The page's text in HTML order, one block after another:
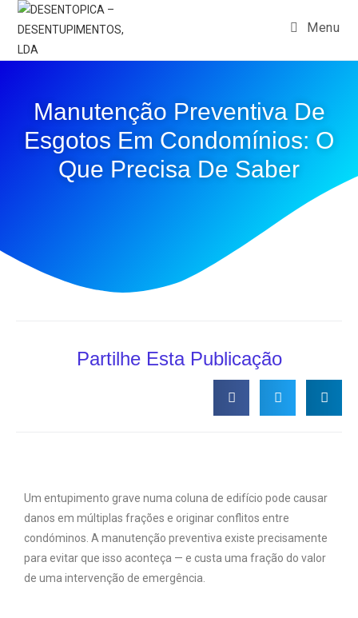
Menu
Manutenção Preventiva De
Esgotos Em Condomínios: O
Que Precisa De Saber
Partilhe Esta Publicação
Um entupimento grave numa coluna de edifício pode causar
danos em múltiplas frações e originar conflitos entre
condóminos. A manutenção preventiva existe precisamente
para evitar que isso aconteça — e custa uma fração do valor
de uma intervenção de emergência.